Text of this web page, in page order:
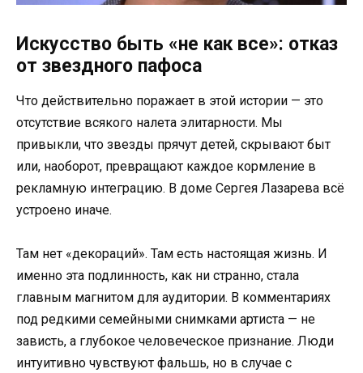
Искусство быть «не как все»: отказ
от звездного пафоса
Что действительно поражает в этой истории — это
отсутствие всякого налета элитарности. Мы
привыкли, что звезды прячут детей, скрывают быт
или, наоборот, превращают каждое кормление в
рекламную интеграцию. В доме Сергея Лазарева всё
устроено иначе.
Там нет «декораций». Там есть настоящая жизнь. И
именно эта подлинность, как ни странно, стала
главным магнитом для аудитории. В комментариях
под редкими семейными снимками артиста — не
зависть, а глубокое человеческое признание. Люди
интуитивно чувствуют фальшь, но в случае с